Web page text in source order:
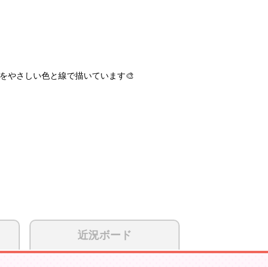
やさしい色と線で描いています🎨
近況ボード